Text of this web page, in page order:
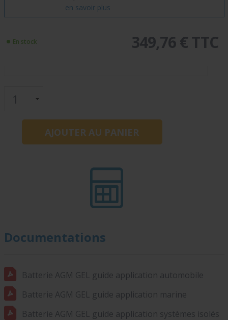
en savoir plus
En stock 349,76 € TTC
Documentations
Batterie AGM GEL guide application automobile
Batterie AGM GEL guide application marine
Batterie AGM GEL guide application systèmes isolés